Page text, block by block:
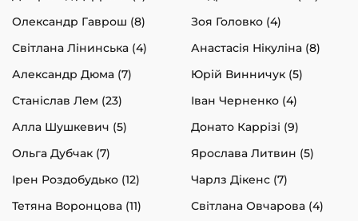
Олександр Гаврош (8)
Зоя Головко (4)
Світлана Лінинська (4)
Анастасія Нікуліна (8)
Александр Дюма (7)
Юрій Винничук (5)
Станіслав Лем (23)
Іван Черненко (4)
Алла Шушкевич (5)
Донато Каррізі (9)
Ольга Дубчак (7)
Ярослава Литвин (5)
Ірен Роздобудько (12)
Чарлз Дікенс (7)
Тетяна Воронцова (11)
Світлана Овчарова (4)